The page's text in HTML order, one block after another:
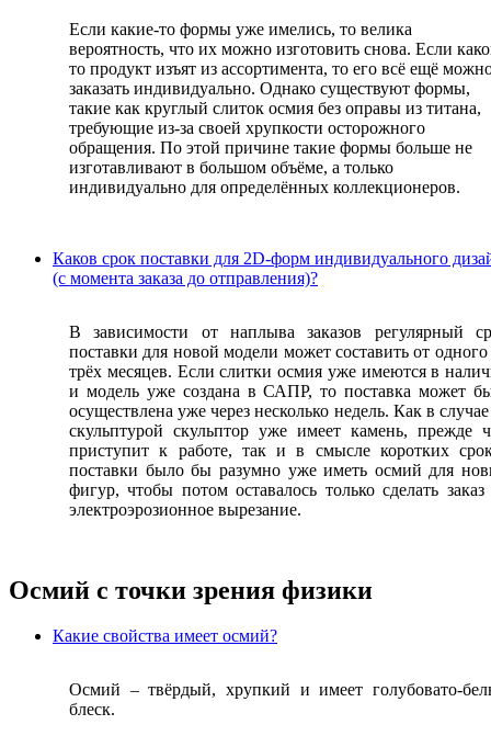
Если какие-то формы уже имелись, то велика
вероятность, что их можно изготовить снова. Если
то продукт изъят из ассортимента, то его всё ещё
заказать индивидуально. Однако существуют формы,
такие как круглый слиток осмия без оправы из титана,
требующие из-за своей хрупкости осторожного
обращения. По этой причине такие формы больше не
изготавливают в большом объёме, а только
индивидуально для определённых коллекционеров.
Каков срок поставки для 2D-форм индивидуального
(с момента заказа до отправления)?
В зависимости от наплыва заказов регулярный
поставки для новой модели может составить от одного
трёх месяцев. Если слитки осмия уже имеются в
и модель уже создана в САПР, то поставка может
осуществлена уже через несколько недель. Как в
скульптурой скульптор уже имеет камень, прежде
приступит к работе, так и в смысле коротких
поставки было бы разумно уже иметь осмий для
фигур, чтобы потом оставалось только сделать заказ
электроэрозионное вырезание.
Осмий с точки зрения физики
Какие свойства имеет осмий?
Осмий – твёрдый, хрупкий и имеет голубовато-
блеск.